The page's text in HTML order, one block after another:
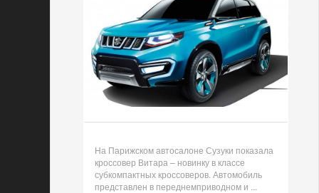
На Парижском автосалоне Сузуки показала
кроссовер Витара – новинку в классе
субкомпактных кроссоверов. Автомобиль
представлен в переднемприводном и ...